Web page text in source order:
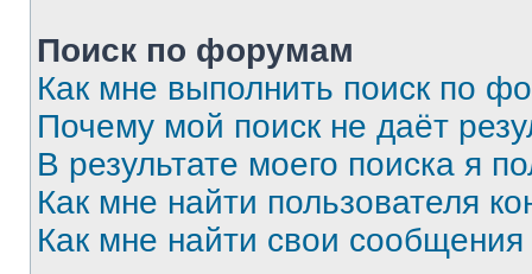
Поиск по форумам
Как мне выполнить поиск по
Почему мой поиск не даёт
В результате моего поиска я
Как мне найти пользователя
Как мне найти свои